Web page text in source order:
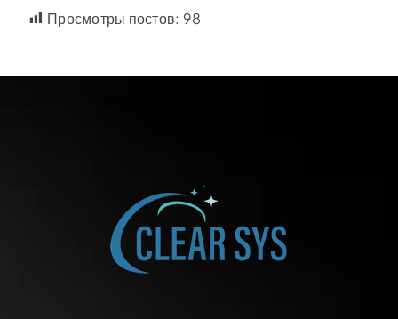
Просмотры постов: 98